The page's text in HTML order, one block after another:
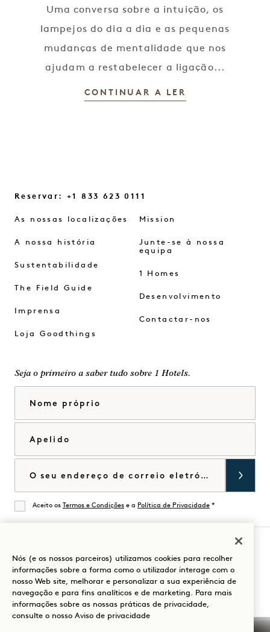
Uma conversa sobre a intuição, os
lampejos do dia a dia e as pequenas
mudanças de mentalidade que nos
ajudam a restabelecer a ligação...
CONTINUAR A LER
Reservar: +1 833 623 0111
As nossas localizações
A nossa história
Sustentabilidade
The Field Guide
Imprensa
Loja Goodthings
Mission
Junte-se à nossa
equipa
1 Homes
Desenvolvimento
Contactar-nos
Seja o primeiro a saber tudo sobre 1 Hotels.
De acordo
Aceito os Termos e Condições e a Política de Privacidade *
Visitar
1
Hotels
no
Visitar
1
Hotels
no
1
Hotels
no
Visitar
1
Hotels
no
Visitar
1
Hotels
Visitar
1
Hotels
Guia para a sua estadia
Nós (e os nossos parceiros) utilizamos cookies para recolher
informações sobre a forma como o utilizador interage com o
nosso Web site, melhorar e personalizar a sua experiência de
navegação e para fins analíticos e de marketing. Para mais
informações sobre as nossas práticas de privacidade,
consulte o nosso Aviso de privacidade